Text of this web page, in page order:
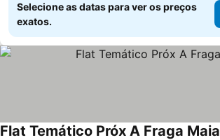
Selecione as datas para ver os preços
exatos.
Flat Temático Próx A Fraga Maia